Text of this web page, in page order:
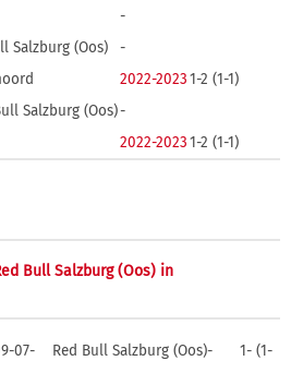
-
Salzburg (Oos)
-
2022-20231-2 (1-1)
Salzburg (Oos)-
2022-20231-2 (1-1)
Bull Salzburg (Oos) in
07-
Red Bull Salzburg (Oos)-
1- (1-